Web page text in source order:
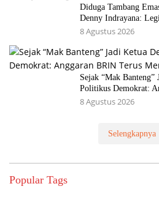
Diduga Tambang
Denny Indrayana:
8 Agustus 2026
Sejak “Mak Banteng”
Politikus Demokrat:
8 Agustus 2026
Selengkapnya
Popular Tags